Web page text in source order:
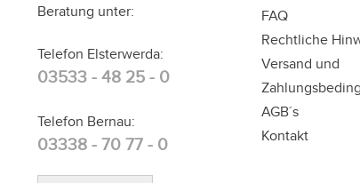
Beratung unter:
Telefon Elsterwerda:
03533 - 48 25 - 0
Telefon Bernau:
03338 - 70 77 - 0
FAQ
Rechtliche
Versand und
AGB´s
Kontakt